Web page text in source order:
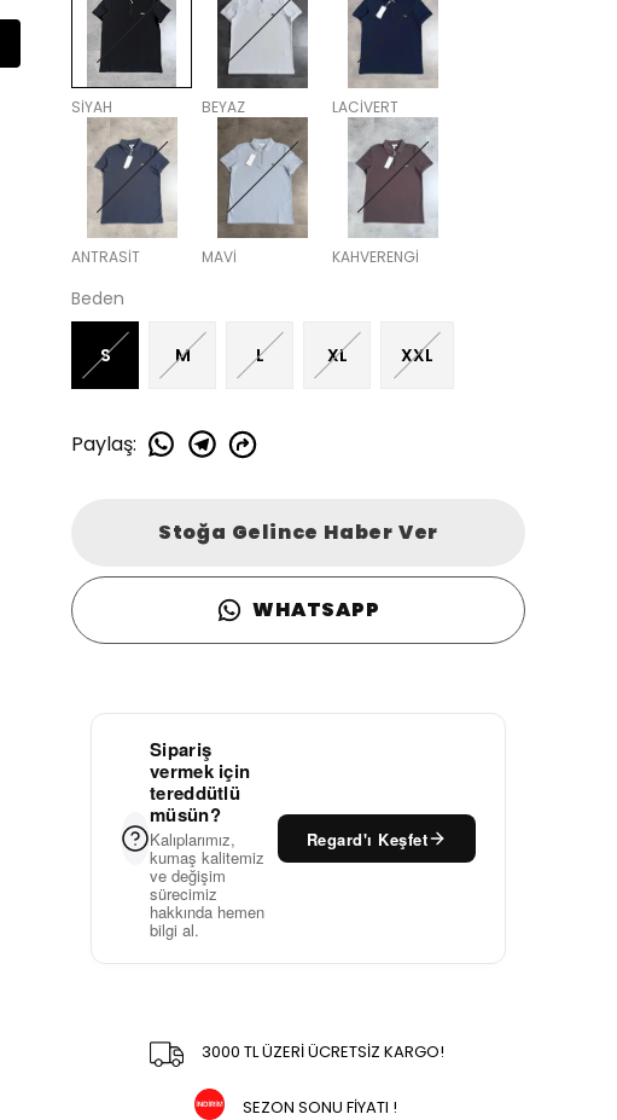
SİYAH BEYAZ LACİVERT
ANTRASİT MAVİ KAHVERENGİ
Beden
S M L XL XXL
Paylaş:
Stoğa Gelince Haber Ver
WHATSAPP
Sipariş
vermek için
tereddütlü
müsün?
Kalıplarımız,
kumaş kalitemiz
ve değişim
sürecimiz
hakkında hemen
bilgi al.
Regard'ı Keşfet
3000 TL ÜZERİ ÜCRETSİZ KARGO!
SEZON SONU FİYATI !